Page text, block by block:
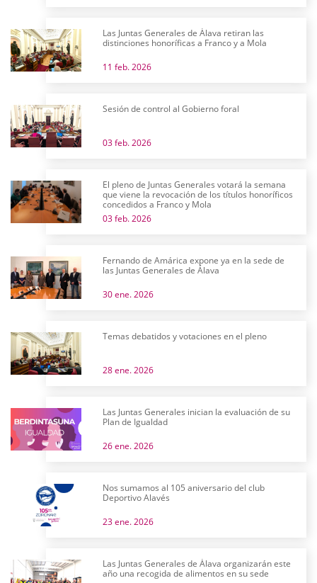
Las Juntas Generales de Álava retiran las
distinciones honoríficas a Franco y a Mola
11 feb. 2026
Sesión de control al Gobierno foral
03 feb. 2026
El pleno de Juntas Generales votará la semana
que viene la revocación de los títulos honoríficos
concedidos a Franco y Mola
03 feb. 2026
Fernando de Amárica expone ya en la sede de
las Juntas Generales de Álava
30 ene. 2026
Temas debatidos y votaciones en el pleno
28 ene. 2026
Las Juntas Generales inician la evaluación de su
Plan de Igualdad
26 ene. 2026
Nos sumamos al 105 aniversario del club
Deportivo Alavés
23 ene. 2026
Las Juntas Generales de Álava organizarán este
año una recogida de alimentos en su sede